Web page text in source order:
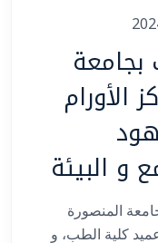
بجامعة
الأورام
و البيئة
المنصورة
كلية الطب، و